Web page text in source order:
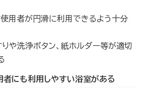
使用者が円滑に利用できるよう十分
や洗浄ボタン、紙ホルダー等が適切
にも利用しやすい浴室がある